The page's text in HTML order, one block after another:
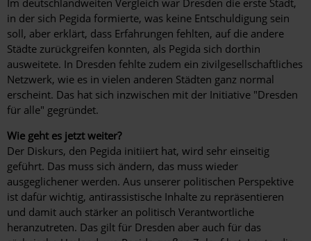
in der sich Pegida formierte, was keine Entschuldigung sein
soll, aber erklärt, dass Erfahrungen fehlten, auf die andere
Städte zurückgreifen konnten, als Pegida sich dorthin
ausweitete. In Dresden fehlte zudem ein zivilgesellschaftliches
Netzwerk, wie es in vielen anderen Städten ganz normal
erscheint. Das hat sich inzwischen mit der Initiative "Dresden
für alle" gegründet.
Wie geht es jetzt weiter?
Der Diskurs, den Pegida initiiert hat, wird sehr einseitig
geführt. Das muss sich ändern, das muss wieder
ausgeglichener werden. Aus unserer politischen Perspektive
ist dafür wichtig, antirassistische Inhalte zu repräsentieren
und damit auch stärker an politisch Verantwortliche
heranzutreten. Das gilt für Dresden aber auch für das